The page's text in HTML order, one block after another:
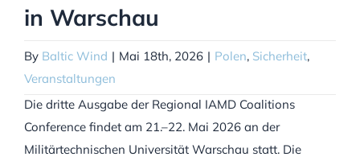
in Warschau
By Baltic Wind | Mai 18th, 2026 | Polen, Sicherheit,
Veranstaltungen
Die dritte Ausgabe der Regional IAMD Coalitions
Conference findet am 21.–22. Mai 2026 an der
Militärtechnischen Universität Warschau statt. Die